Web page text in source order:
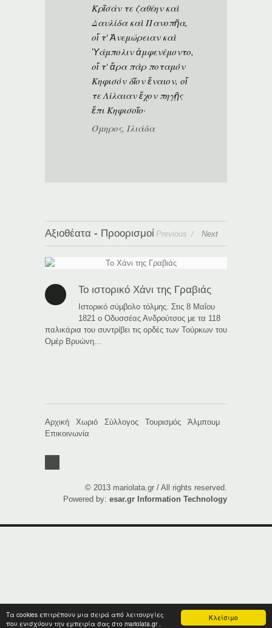
Κλείσιμο
Τα cookies επιτρέπουν μια σειρά από λειτουργίες
που ενισχύουν την εμπειρία σας στο mariolata.gr .
Κρῖσάν τε ζαθέην καὶ
Δαυλίδα καὶ Πανοπῆα,
οἵ τ' Ἀνεμώρειαν καὶ
Ὑάμπολιν ἀμφενέμοντο,
οἵ τ' ἄρα πὰρ ποταμὸν
Κηφισὸν δῖον ἔναιον, οἵ
τε Λίλαιαν ἔχον πηγῇς
ἔπι Κηφισοῖο·
Όμηρος, Ιλιάδα
Αξιοθέατα - Προορισμοί
Το ιστορικό Χάνι της Γραβιάς
Ιστορικό σύμβολο τόλμης. Στις 8 Μαΐου
1821 ο Οδυσσέας Ανδρούτσος με τα 118
παλικάρια του συντρίβει τις ορδές των Τούρκων του
Ομέρ Βρυώνη...
Previous Next
Αρχική Χωριό Σύλλογος Τουρισμός
Άλμπουμ
Επικοινωνία
© 2013 mariolata.gr / All rights reserved.
Powered by: esar.gr Information Technology